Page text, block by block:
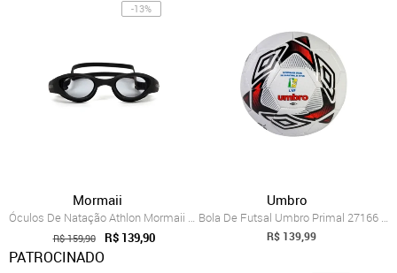
-13%
Mormaii
Óculos De Natação Athlon Mormaii Preto
R$ 159,90 R$ 139,90
PATROCINADO
Umbro
Bola De Futsal Umbro Primal 27166 Umbro Branco
R$ 139,99